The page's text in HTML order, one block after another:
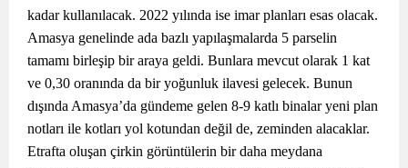
kadar kullanılacak. 2022 yılında ise imar planları esas olacak.
Amasya genelinde ada bazlı yapılaşmalarda 5 parselin
tamamı birleşip bir araya geldi. Bunlara mevcut olarak 1 kat
ve 0,30 oranında da bir yoğunluk ilavesi gelecek. Bunun
dışında Amasya’da gündeme gelen 8-9 katlı binalar yeni plan
notları ile kotları yol kotundan değil de, zeminden alacaklar.
Etrafta oluşan çirkin görüntülerin bir daha meydana